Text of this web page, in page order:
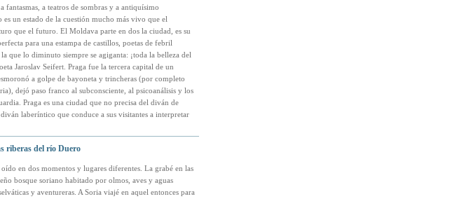
fantasmas, a teatros de sombras y a antiquísimo
un estado de la cuestión mucho más vivo que el
que el futuro. El Moldava parte en dos la ciudad, es su
para una estampa de castillos, poetas de febril
que lo diminuto siempre se agiganta: ¡toda la belleza del
Jaroslav Seifert. Praga fue la tercera capital de un
a golpe de bayoneta y trincheras (por completo
dejó paso franco al subconsciente, al psicoanálisis y los
Praga es una ciudad que no precisa del diván de
laberíntico que conduce a sus visitantes a interpretar
riberas del río Duero
en dos momentos y lugares diferentes. La grabé en las
bosque soriano habitado por olmos, aves y aguas
y aventureras. A Soria viajé en aquel entonces para